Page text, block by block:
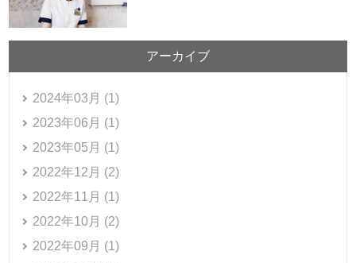
アーカイブ
2024年03月 (1)
2023年06月 (1)
2023年05月 (1)
2022年12月 (2)
2022年11月 (1)
2022年10月 (2)
2022年09月 (1)